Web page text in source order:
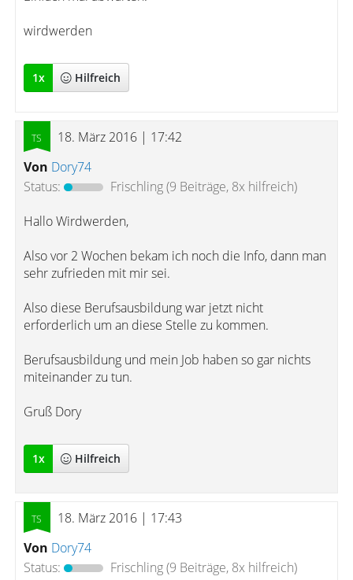
wirdwerden
1x Hilfreich
18. März 2016 | 17:42
Von Dory74
Status:
Frischling(9 Beiträge, 8x hilfreich)
Hallo Wirdwerden,
Also vor 2 Wochen bekam ich noch die Info, dann man
sehr zufrieden mit mir sei.
Also diese Berufsausbildung war jetzt nicht
erforderlich um an diese Stelle zu kommen.
Berufsausbildung und mein Job haben so gar nichts
miteinander zu tun.
Gruß Dory
1x Hilfreich
18. März 2016 | 17:43
Von Dory74
Status:
Frischling(9 Beiträge, 8x hilfreich)